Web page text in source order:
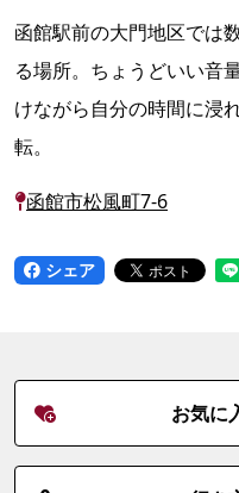
函館駅前の大門地区では
る場所。ちょうどいい音
けながら自分の時間に浸
転。
函館市松風町7-6
シェア
お気に